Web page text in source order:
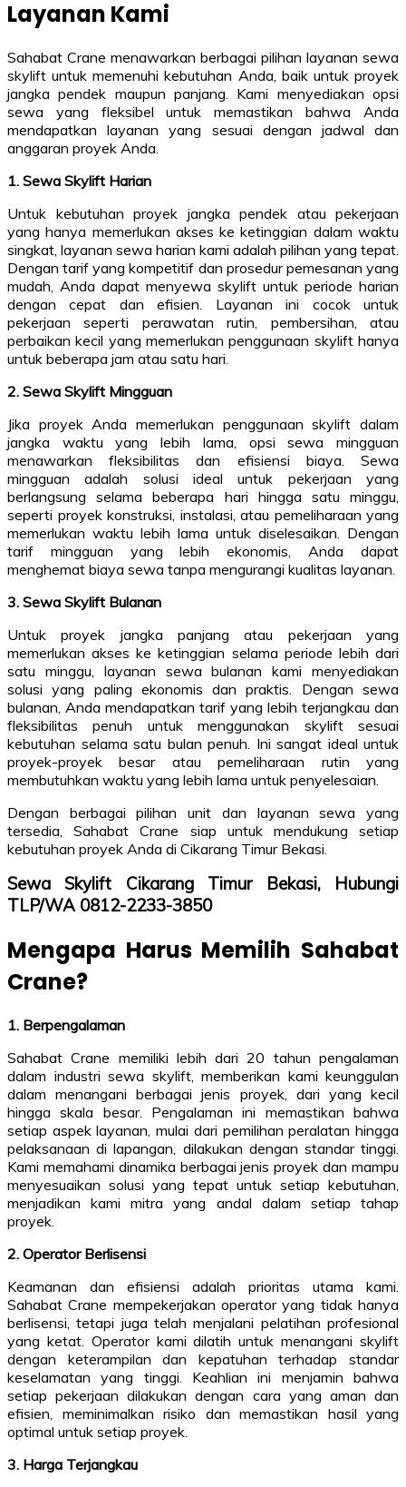
Layanan Kami
Sahabat Crane menawarkan berbagai pilihan layanan sewa
skylift untuk memenuhi kebutuhan Anda, baik untuk proyek
jangka pendek maupun panjang. Kami menyediakan opsi
sewa yang fleksibel untuk memastikan bahwa Anda
mendapatkan layanan yang sesuai dengan jadwal dan
anggaran proyek Anda.
1. Sewa Skylift Harian
Untuk kebutuhan proyek jangka pendek atau pekerjaan
yang hanya memerlukan akses ke ketinggian dalam waktu
singkat, layanan sewa harian kami adalah pilihan yang tepat.
Dengan tarif yang kompetitif dan prosedur pemesanan yang
mudah, Anda dapat menyewa skylift untuk periode harian
dengan cepat dan efisien. Layanan ini cocok untuk
pekerjaan seperti perawatan rutin, pembersihan, atau
perbaikan kecil yang memerlukan penggunaan skylift hanya
untuk beberapa jam atau satu hari.
2. Sewa Skylift Mingguan
Jika proyek Anda memerlukan penggunaan skylift dalam
jangka waktu yang lebih lama, opsi sewa mingguan
menawarkan fleksibilitas dan efisiensi biaya. Sewa
mingguan adalah solusi ideal untuk pekerjaan yang
berlangsung selama beberapa hari hingga satu minggu,
seperti proyek konstruksi, instalasi, atau pemeliharaan yang
memerlukan waktu lebih lama untuk diselesaikan. Dengan
tarif mingguan yang lebih ekonomis, Anda dapat
menghemat biaya sewa tanpa mengurangi kualitas layanan.
3. Sewa Skylift Bulanan
Untuk proyek jangka panjang atau pekerjaan yang
memerlukan akses ke ketinggian selama periode lebih dari
satu minggu, layanan sewa bulanan kami menyediakan
solusi yang paling ekonomis dan praktis. Dengan sewa
bulanan, Anda mendapatkan tarif yang lebih terjangkau dan
fleksibilitas penuh untuk menggunakan skylift sesuai
kebutuhan selama satu bulan penuh. Ini sangat ideal untuk
proyek-proyek besar atau pemeliharaan rutin yang
membutuhkan waktu yang lebih lama untuk penyelesaian.
Dengan berbagai pilihan unit dan layanan sewa yang
tersedia, Sahabat Crane siap untuk mendukung setiap
kebutuhan proyek Anda di Cikarang Timur Bekasi.
Sewa Skylift Cikarang Timur Bekasi, Hubungi
TLP/WA 0812-2233-3850
Mengapa Harus Memilih Sahabat
Crane?
1. Berpengalaman
Sahabat Crane memiliki lebih dari 20 tahun pengalaman
dalam industri sewa skylift, memberikan kami keunggulan
dalam menangani berbagai jenis proyek, dari yang kecil
hingga skala besar. Pengalaman ini memastikan bahwa
setiap aspek layanan, mulai dari pemilihan peralatan hingga
pelaksanaan di lapangan, dilakukan dengan standar tinggi.
Kami memahami dinamika berbagai jenis proyek dan mampu
menyesuaikan solusi yang tepat untuk setiap kebutuhan,
menjadikan kami mitra yang andal dalam setiap tahap
proyek.
2. Operator Berlisensi
Keamanan dan efisiensi adalah prioritas utama kami.
Sahabat Crane mempekerjakan operator yang tidak hanya
berlisensi, tetapi juga telah menjalani pelatihan profesional
yang ketat. Operator kami dilatih untuk menangani skylift
dengan keterampilan dan kepatuhan terhadap standar
keselamatan yang tinggi. Keahlian ini menjamin bahwa
setiap pekerjaan dilakukan dengan cara yang aman dan
efisien, meminimalkan risiko dan memastikan hasil yang
optimal untuk setiap proyek.
3. Harga Terjangkau